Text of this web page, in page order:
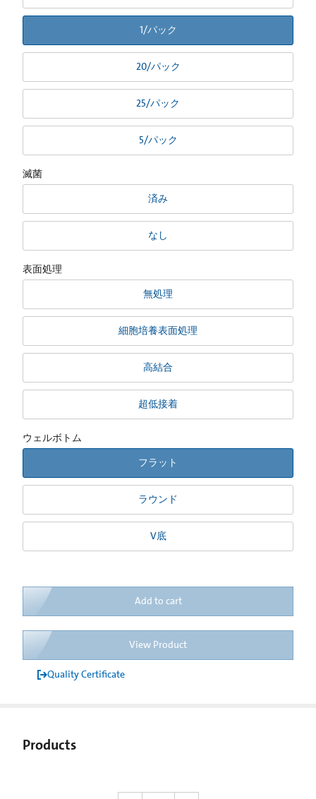
1/パック
20/パック
25/パック
5/パック
滅菌
済み
なし
表面処理
無処理
細胞培養表面処理
高結合
超低接着
ウェルボトム
フラット
ラウンド
V底
Add to cart
View Product
Quality Certificate
Products